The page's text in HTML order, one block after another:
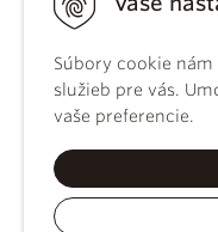
Súbory cookie
služieb pre vás.
vaše preferencie.
KBS
práva